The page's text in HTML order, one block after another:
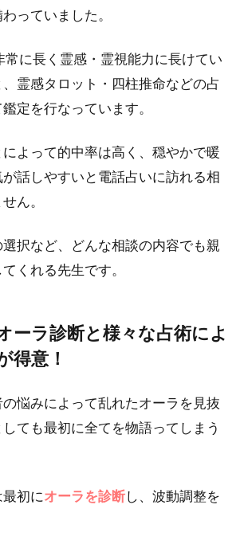
っていました。
に長く霊感・霊視能力に長けてい
霊感タロット・四柱推命などの占
定を行なっています。
よって的中率は高く、穏やかで暖
話しやすいと電話占いに訪れる相
ん。
択など、どんな相談の内容でも親
くれる先生です。
ーラ診断と様々な占術によ
得意！
悩みによって乱れたオーラを見抜
ても最初に全てを物語ってしまう
初にオーラを診断し、波動調整を